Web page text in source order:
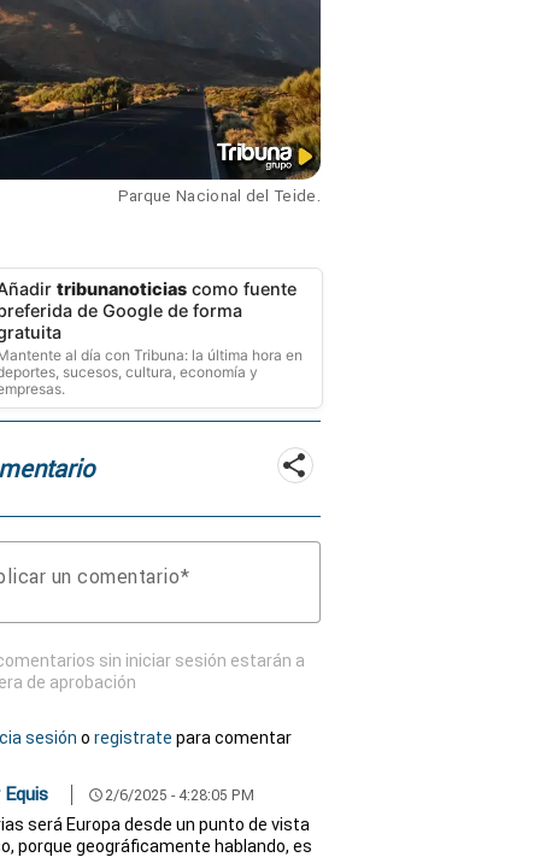
Parque Nacional del Teide.
tribunanoticias como fuente
de Google de forma
al día con Tribuna: la última hora en
sucesos, cultura, economía y
un comentario
sin iniciar sesión estarán a
de aprobación
sesión o registrate para comentar
schedule2/6/2025 - 4:28:05 PM
será Europa desde un punto de vista
porque geográficamente hablando, es